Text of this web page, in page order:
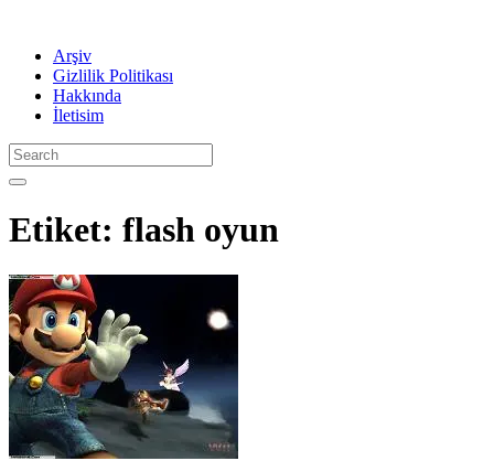
Arşiv
Gizlilik Politikası
Hakkında
İletisim
Etiket: flash oyun